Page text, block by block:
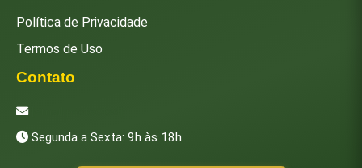
Política de Privacidade
Termos de Uso
Contato
Segunda a Sexta: 9h às 18h